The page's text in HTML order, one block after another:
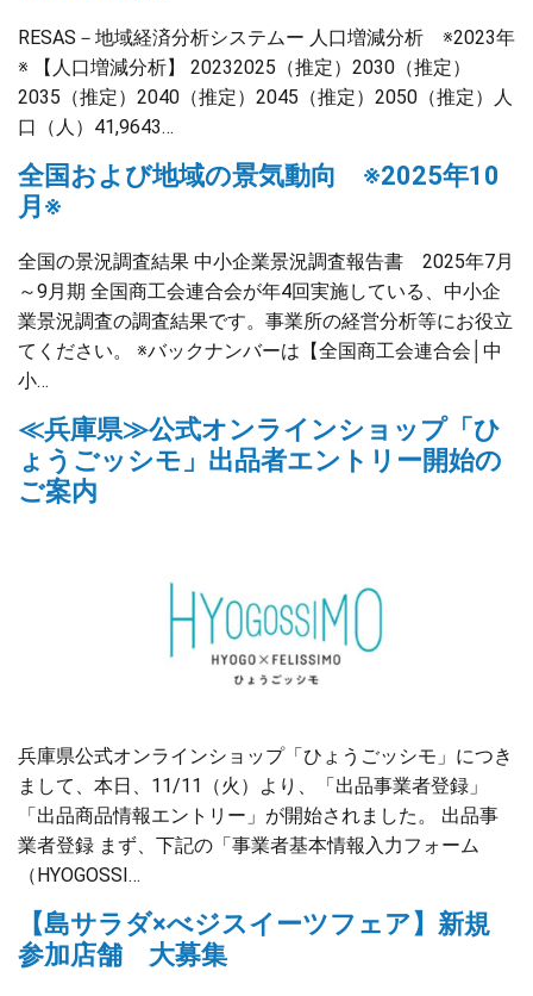
RESAS－地域経済分析システムー 人口増減分析 ※2023年
※ 【人口増減分析】 20232025（推定）2030（推定）
2035（推定）2040（推定）2045（推定）2050（推定）人
口（人）41,9643…
全国および地域の景気動向 ※2025年10
月※
全国の景況調査結果 中小企業景況調査報告書 2025年7月
～9月期 全国商工会連合会が年4回実施している、中小企
業景況調査の調査結果です。事業所の経営分析等にお役立
てください。 ※バックナンバーは【全国商工会連合会│中
小…
≪兵庫県≫公式オンラインショップ「ひ
ょうごッシモ」出品者エントリー開始の
ご案内
兵庫県公式オンラインショップ「ひょうごッシモ」につき
まして、本日、11/11（火）より、「出品事業者登録」
「出品商品情報エントリー」が開始されました。 出品事
業者登録 まず、下記の「事業者基本情報入力フォーム
（HYOGOSSI…
【島サラダ×べジスイーツフェア】新規
参加店舗 大募集